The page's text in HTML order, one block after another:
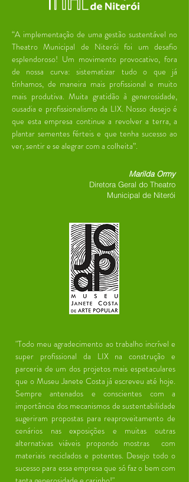
“A implementação de uma gestão sustentável no
Theatro Municipal de Niterói foi um desafio
esplendoroso! Um movimento provocativo, fora
de nossa curva: sistematizar tudo o que já
tínhamos, de maneira mais profissional e muito
mais produtiva. Muita gratidão à generosidade,
ousadia e profissionalismo da LIX. Nosso desejo é
que esta empresa continue a revolver a terra, a
plantar sementes férteis e que tenha sucesso ao
ver, sentir e se alegrar com a colheita”.
Marilda Ormy
Diretora Geral do Theatro
Municipal de Niterói
"Todo meu agradecimento ao trabalho incrível e
super profissional da LIX na construção e
parceria de um dos projetos mais espetaculares
que o Museu Janete Costa já escreveu até hoje.
Sempre antenados e conscientes com a
importância dos mecanismos de sustentabilidade
sugeriram propostas para reaproveitamento de
cenários nas exposições e muitas outras
alternativas viáveis propondo mostras com
materiais reciclados e potentes. Desejo todo o
sucesso para essa empresa que só faz o bem com